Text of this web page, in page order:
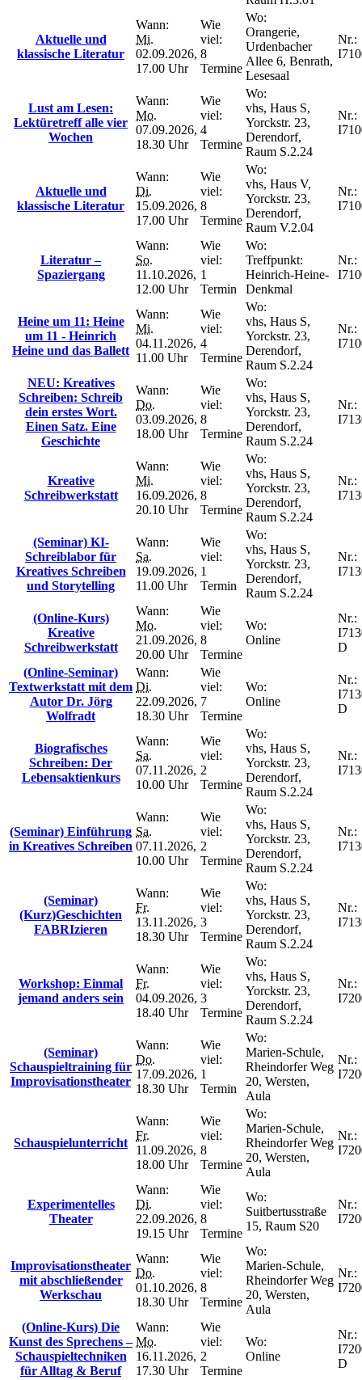
Aktuelle und
klassische Literatur
Wann:
Mi.
02.09.2026,
17.00 Uhr
Wie
viel:
8
Termine
Wo:
Orangerie,
Urdenbacher
Allee 6, Benrath,
Lesesaal
Nr.:
Lust am Lesen:
Lektüretreff alle vier
Wochen
Wann:
Mo.
07.09.2026,
18.30 Uhr
Wie
viel:
4
Termine
Wo:
vhs, Haus S,
Yorckstr. 23,
Derendorf,
Raum S.2.24
Nr.:
Aktuelle und
klassische Literatur
Wann:
Di.
15.09.2026,
17.00 Uhr
Wie
viel:
8
Termine
Wo:
vhs, Haus V,
Yorckstr. 23,
Derendorf,
Raum V.2.04
Nr.:
Literatur –
Spaziergang
Wann:
So.
11.10.2026,
12.00 Uhr
Wie
viel:
1
Termin
Wo:
Treffpunkt:
Heinrich-Heine-
Denkmal
Nr.:
Heine um 11: Heine
um 11 - Heinrich
Heine und das Ballett
Wann:
Mi.
04.11.2026,
11.00 Uhr
Wie
viel:
4
Termine
Wo:
vhs, Haus S,
Yorckstr. 23,
Derendorf,
Raum S.2.24
Nr.:
NEU: Kreatives
Schreiben: Schreib
dein erstes Wort.
Einen Satz. Eine
Geschichte
Wann:
Do.
03.09.2026,
18.00 Uhr
Wie
viel:
8
Termine
Wo:
vhs, Haus S,
Yorckstr. 23,
Derendorf,
Raum S.2.24
Nr.:
Kreative
Schreibwerkstatt
Wann:
Mi.
16.09.2026,
20.10 Uhr
Wie
viel:
8
Termine
Wo:
vhs, Haus S,
Yorckstr. 23,
Derendorf,
Raum S.2.24
Nr.:
(Seminar) KI-
Schreiblabor für
Kreatives Schreiben
und Storytelling
Wann:
Sa.
19.09.2026,
11.00 Uhr
Wie
viel:
1
Termin
Wo:
vhs, Haus S,
Yorckstr. 23,
Derendorf,
Raum S.2.24
Nr.:
(Online-Kurs)
Kreative
Schreibwerkstatt
Wann:
Mo.
21.09.2026,
20.00 Uhr
Wie
viel:
8
Termine
Wo:
Online
Nr.:
D
(Online-Seminar)
Textwerkstatt mit dem
Autor Dr. Jörg
Wolfradt
Wann:
Di.
22.09.2026,
18.30 Uhr
Wie
viel:
7
Termine
Wo:
Online
Nr.:
D
Biografisches
Schreiben: Der
Lebensaktienkurs
Wann:
Sa.
07.11.2026,
10.00 Uhr
Wie
viel:
2
Termine
Wo:
vhs, Haus S,
Yorckstr. 23,
Derendorf,
Raum S.2.24
Nr.:
(Seminar) Einführung
in Kreatives Schreiben
Wann:
Sa.
07.11.2026,
10.00 Uhr
Wie
viel:
2
Termine
Wo:
vhs, Haus S,
Yorckstr. 23,
Derendorf,
Raum S.2.24
Nr.:
(Seminar)
(Kurz)Geschichten
FABRIzieren
Wann:
Fr.
13.11.2026,
18.30 Uhr
Wie
viel:
3
Termine
Wo:
vhs, Haus S,
Yorckstr. 23,
Derendorf,
Raum S.2.24
Nr.:
Workshop: Einmal
jemand anders sein
Wann:
Fr.
04.09.2026,
18.40 Uhr
Wie
viel:
3
Termine
Wo:
vhs, Haus S,
Yorckstr. 23,
Derendorf,
Raum S.2.24
Nr.:
(Seminar)
Schauspieltraining für
Improvisationstheater
Wann:
Do.
17.09.2026,
18.30 Uhr
Wie
viel:
1
Termin
Wo:
Marien-Schule,
Rheindorfer Weg
20, Wersten,
Aula
Nr.:
Schauspielunterricht
Wann:
Fr.
11.09.2026,
18.00 Uhr
Wie
viel:
8
Termine
Wo:
Marien-Schule,
Rheindorfer Weg
20, Wersten,
Aula
Nr.:
Experimentelles
Theater
Wann:
Di.
22.09.2026,
19.15 Uhr
Wie
viel:
8
Termine
Wo:
Suitbertusstraße
15, Raum S20
Nr.:
Improvisationstheater
mit abschließender
Werkschau
Wann:
Do.
01.10.2026,
18.30 Uhr
Wie
viel:
8
Termine
Wo:
Marien-Schule,
Rheindorfer Weg
20, Wersten,
Aula
Nr.:
(Online-Kurs) Die
Kunst des Sprechens –
Schauspieltechniken
für Alltag & Beruf
Wann:
Mo.
16.11.2026,
17.30 Uhr
Wie
viel:
2
Termine
Wo:
Online
Nr.:
D